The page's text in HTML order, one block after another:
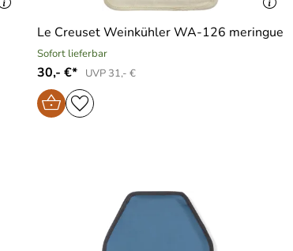
Le Creuset Weinkühler WA-126 meringue
Sofort lieferbar
30,- €* UVP 31,- €